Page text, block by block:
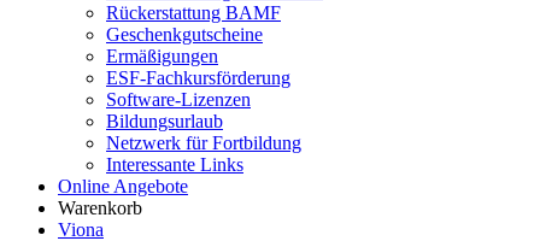
Rückerstattung BAMF
Geschenkgutscheine
Ermäßigungen
ESF-Fachkursförderung
Software-Lizenzen
Bildungsurlaub
Netzwerk für Fortbildung
Interessante Links
Online Angebote
Warenkorb
Viona